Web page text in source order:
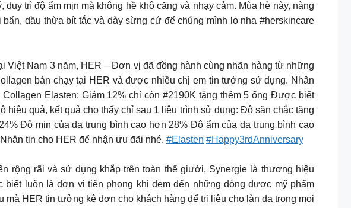
trì độ ẩm mịn mà không hề khô căng và nhạy cảm. Mùa hè này, nàng
dầu thừa bít tắc và dày sừng cứ để chúng mình lo nha #herskincare
Việt Nam 3 năm, HER – Đơn vị đã đồng hành cùng nhãn hàng từ những
bán chạy tại HER và được nhiều chị em tin tưởng sử dụng. Nhân
Elasten: Giảm 12% chỉ còn #2190K tặng thêm 5 ống Được biết
quả, kết quả cho thấy chỉ sau 1 liệu trình sử dụng: Độ săn chắc tăng
Độ mịn của da trung bình cao hơn 28% Độ ẩm của da trung bình cao
tin cho HER để nhận ưu đãi nhé. #Elasten #Happy3rdAnniversary
rộng rãi và sử dụng khắp trên toàn thế giưới, Synergie là thương hiệu
luôn là đơn vị tiên phong khi đem đến những dòng dược mỹ phẩm
HER tin tưởng kê đơn cho khách hàng để trị liệu cho làn da trong mọi